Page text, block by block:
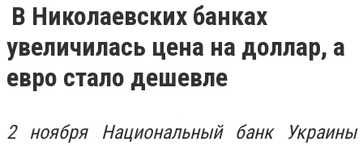
В Николаевских банках
увеличилась цена на доллар, а
евро стало дешевле
2 ноября Национальный банк Украины